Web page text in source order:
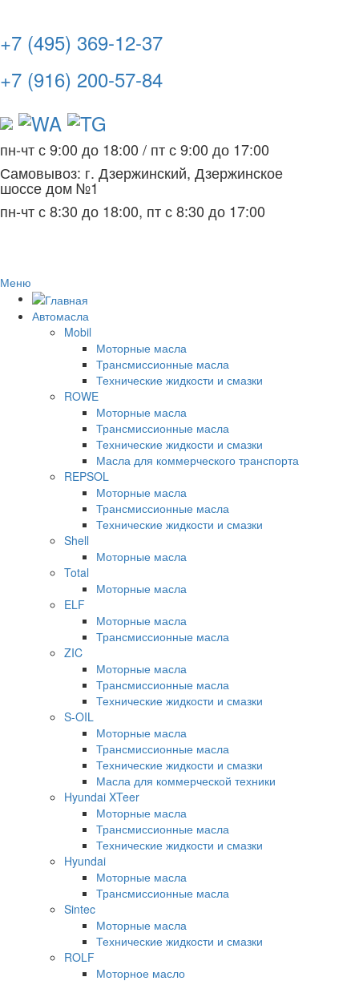
+7 (495) 369-12-37
+7 (916) 200-57-84
пн-чт с 9:00 до 18:00 / пт с 9:00 до 17:00
Самовывоз: г. Дзержинский, Дзержинское
шоссе дом №1
пн-чт с 8:30 до 18:00, пт с 8:30 до 17:00
Меню
Автомасла
Mobil
Моторные масла
Трансмиссионные масла
Технические жидкости и смазки
ROWE
Моторные масла
Трансмиссионные масла
Технические жидкости и смазки
Масла для коммерческого транспорта
REPSOL
Моторные масла
Трансмиссионные масла
Технические жидкости и смазки
Shell
Моторные масла
Total
Моторные масла
ELF
Моторные масла
Трансмиссионные масла
ZIC
Моторные масла
Трансмиссионные масла
Технические жидкости и смазки
S-OIL
Моторные масла
Трансмиссионные масла
Технические жидкости и смазки
Масла для коммерческой техники
Hyundai XTeer
Моторные масла
Трансмиссионные масла
Технические жидкости и смазки
Hyundai
Моторные масла
Трансмиссионные масла
Sintec
Моторные масла
Технические жидкости и смазки
ROLF
Моторное масло